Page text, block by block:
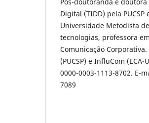
Pós-doutoranda e
Digital (TIDD) pela
Universidade Metodista
tecnologias, professora
Comunicação
(PUCSP) e InfluCom (ECA-
0000-0003-1113-8702. E-
7089